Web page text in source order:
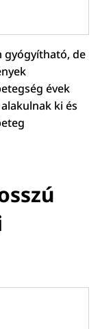
gyógyítható, de
évek
ki és